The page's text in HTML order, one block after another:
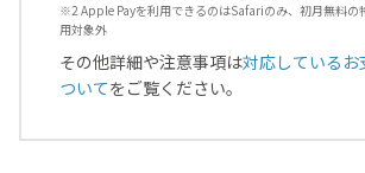
※2 Apple Payを利用できるのはSafariのみ、初月無料の
用対象外
その他詳細や注意事項は対応しているお
ついてをご覧ください。